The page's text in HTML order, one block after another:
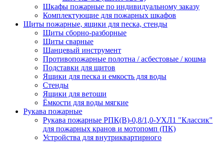
Шкафы пожарные по индивидуальному заказу
Комплектующие для пожарных шкафов
Щиты пожарные, ящики для песка, стенды
Щиты сборно-разборные
Щиты сварные
Шанцевый инструмент
Противопожарные полотна / асбестовые / кошма
Подставки для щитов
Ящики для песка и емкость для воды
Стенды
Ящики для ветоши
Ёмкости для воды мягкие
Рукава пожарные
Рукава пожарные РПК(В)-0,8/1,0-УХЛ1 "Классик"
для пожарных кранов и мотопомп (ПК)
Устройства для внутриквартирного